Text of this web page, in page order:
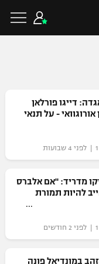
דייגו פורלאן
- על תנאי
מדריד: "אם אלברס
להיות תמורת
במונדיאל פונה